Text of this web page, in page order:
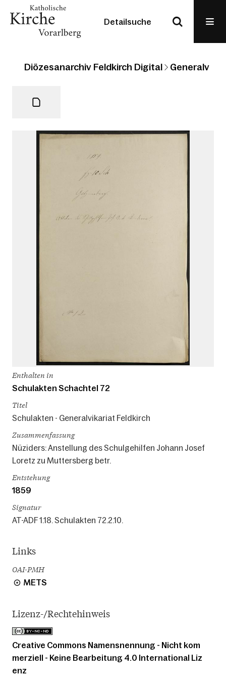
Detailsuche
Diözesanarchiv Feldkirch Digital
Enthalten in
Schulakten Schachtel 72
Titel
Schulakten - Generalvikariat Feldkirch
Zusammenfassung
Nüziders: Anstellung des Schulgehilfen Johann Josef
Loretz zu Muttersberg betr.
Entstehung
1859
Signatur
AT-ADF 1.18. Schulakten 72.2.10.
Links
OAI-PMH
METS
Lizenz-/Rechtehinweis
Creative Commons Namensnennung - Nicht kom
merziell - Keine Bearbeitung 4.0 International Liz
enz